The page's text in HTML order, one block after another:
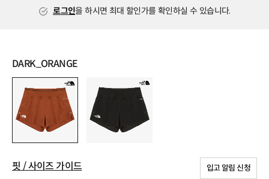
로그인을 하시면 최대 할인가를 확인하실 수 있습니다.
DARK_ORANGE
핏 / 사이즈 가이드 입고 알림 신청